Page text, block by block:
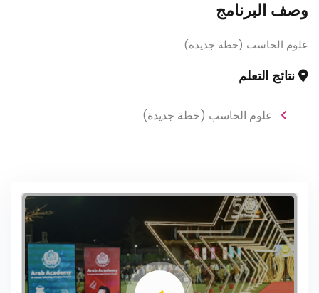
وصف البرنامج
علوم الحاسب (خطة جديدة)
نتائج التعلم
علوم الحاسب (خطة جديدة)